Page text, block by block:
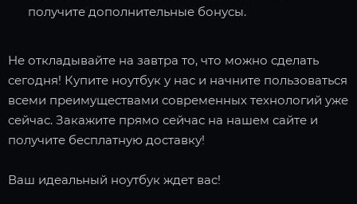
получите дополнительные бонусы.
Не откладывайте на завтра то, что можно сделать
сегодня! Купите ноутбук у нас и начните пользоваться
всеми преимуществами современных технологий уже
сейчас. Закажите прямо сейчас на нашем сайте и
получите бесплатную доставку!
Ваш идеальный ноутбук ждет вас!